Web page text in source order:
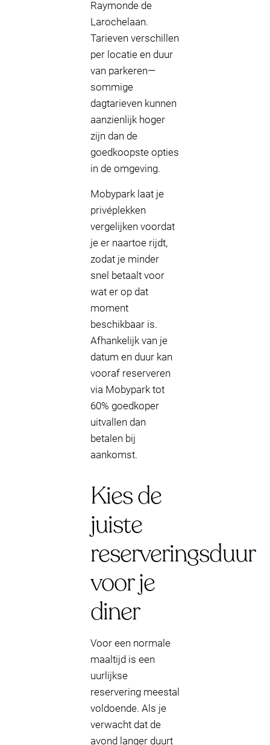
Raymonde de
Larochelaan.
Tarieven verschillen
per locatie en duur
van parkeren—
sommige
dagtarieven kunnen
aanzienlijk hoger
zijn dan de
goedkoopste opties
in de omgeving.
Mobypark laat je
privéplekken
vergelijken voordat
je er naartoe rijdt,
zodat je minder
snel betaalt voor
wat er op dat
moment
beschikbaar is.
Afhankelijk van je
datum en duur kan
vooraf reserveren
via Mobypark tot
60% goedkoper
uitvallen dan
betalen bij
aankomst.
Kies de
juiste
reserveringsduur
voor je
diner
Voor een normale
maaltijd is een
uurlijkse
reservering meestal
voldoende. Als je
verwacht dat de
avond langer duurt